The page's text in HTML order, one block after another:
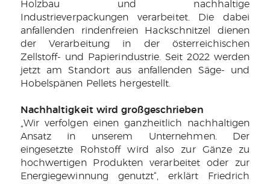
Holzbau und nachhaltige
Industrieverpackungen verarbeitet. Die dabei
anfallenden rindenfreien Hackschnitzel dienen
der Verarbeitung in der österreichischen
Zellstoff- und Papierindustrie. Seit 2022 werden
jetzt am Standort aus anfallenden Säge- und
Hobelspänen Pellets hergestellt.
Nachhaltigkeit wird großgeschrieben
„Wir verfolgen einen ganzheitlich nachhaltigen
Ansatz in unserem Unternehmen. Der
eingesetzte Rohstoff wird also zur Gänze zu
hochwertigen Produkten verarbeitet oder zur
Energiegewinnung genutzt“, erklärt Friedrich